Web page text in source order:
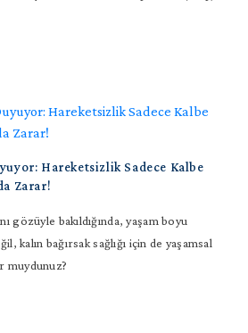
Hareketsizlik Sadece Kalbe
Zarar!
gözüyle bakıldığında, yaşam boyu
kalın bağırsak sağlığı için de yaşamsal
muydunuz?